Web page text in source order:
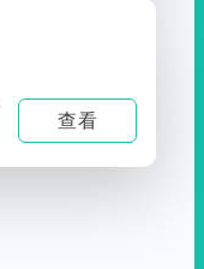
查看